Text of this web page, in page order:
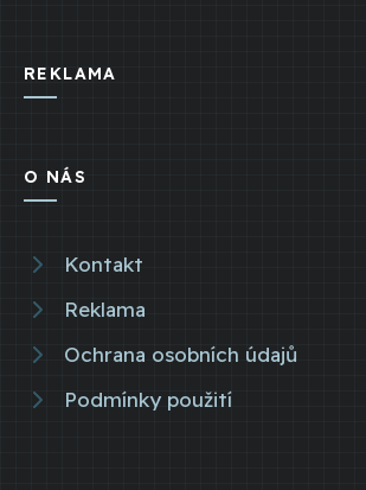
REKLAMA
O NÁS
Kontakt
Reklama
Ochrana osobních údajů
Podmínky použití